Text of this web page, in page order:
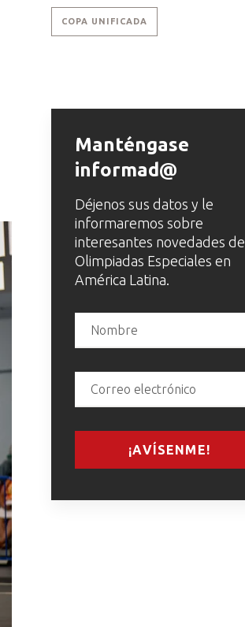
COPA UNIFICADA
Manténgase
informad@
Déjenos sus datos y le
informaremos sobre
interesantes novedades de
Olimpiadas Especiales en
América Latina.
¡AVÍSENME!